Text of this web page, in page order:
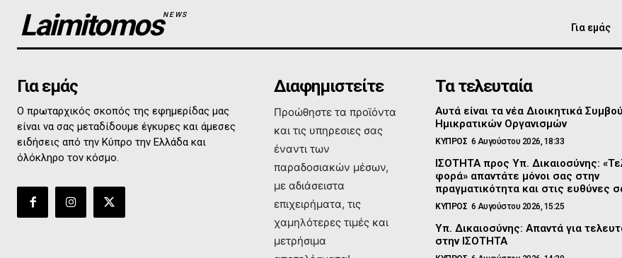
LaimitomosNEWS
Για εμάς
Για εμάς
Ο πρωταρχικός σκοπός της εφημερίδας μας
είναι να σας μεταδίδουμε έγκυρες και άμεσες
ειδήσεις από την Κύπρο την Ελλάδα και
όλόκληρο τον κόσμο.
Διαφημιστείτε
Προώθηστε τα προϊόντα
και τις υπηρεσιες σας
έναντι των
παραδοσιακών μέσων,
με αδιάσειστα
επιχειρήματα, τις
χαμηλότερες τιμές και
μετρήσιμα
Τα τελευταία
Αυτά είναι τα νέα Διοικητικά
Ημικρατικών Οργανισμών
ΚΥΠΡΟΣ 6 Αυγούστου 2026, 18:33
ΙΣΟΤΗΤΑ προς Υπ. Δικαιοσύνης:
φορά» απαντάτε μόνοι σας στην
πραγματικότητα και στις ευθύνες
ΚΥΠΡΟΣ 6 Αυγούστου 2026, 15:25
Υπ. Δικαιοσύνης: Απαντά για
στην ΙΣΟΤΗΤΑ